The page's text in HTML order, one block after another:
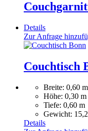
Details
Zur Anfrage
Couchtisch
Breite: 0,60 m
Höhe: 0,30 m
Tiefe: 0,60 m
Gewicht:
Details